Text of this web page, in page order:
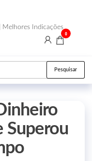
Melhores Indicações
0
Pesquisar
Superou